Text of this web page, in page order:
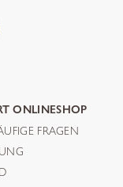
ONLINESHOP
FRAGEN